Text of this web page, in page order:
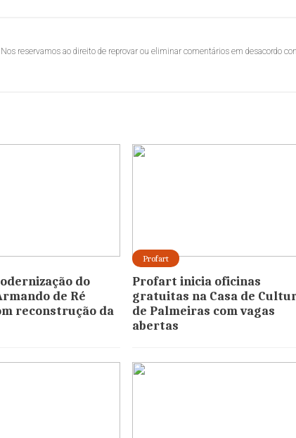
reservamos ao direito de reprovar ou eliminar comentários em desacordo
do
de Ré
reconstrução da
Profart
Profart inicia oficinas
gratuitas na Casa de
de Palmeiras com vagas
abertas